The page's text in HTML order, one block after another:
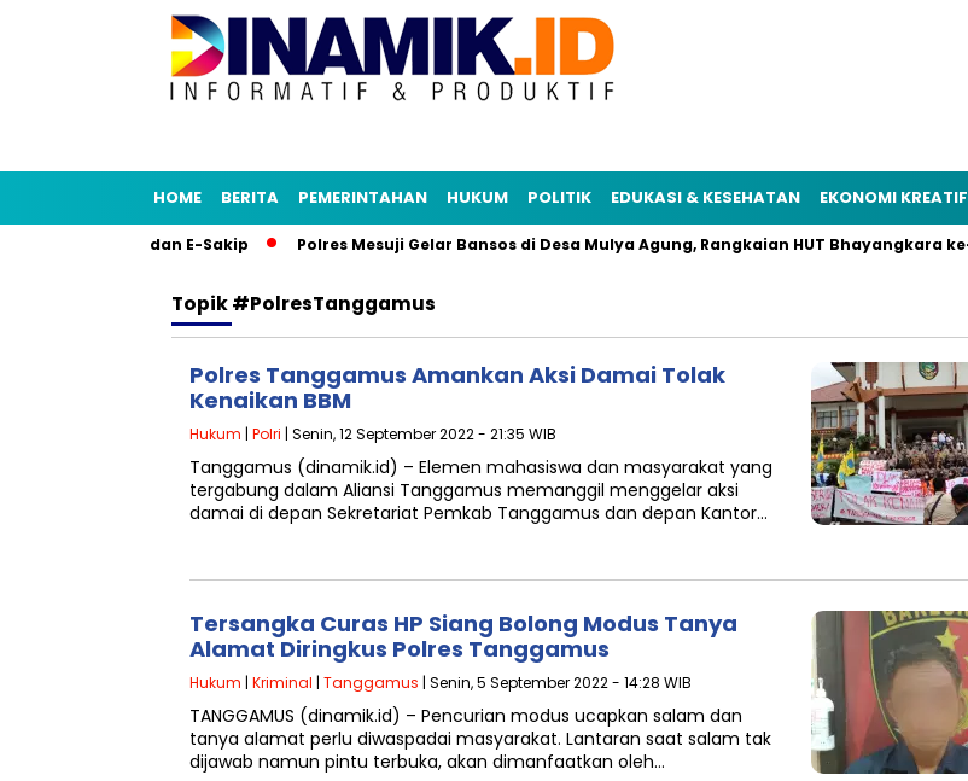
HOME BERITA PEMERINTAHAN HUKUM POLITIK EDUKASI & KESEHATAN EKONOMI KREATIF
Senja dan E-Sakip Polres Mesuji Gelar Bansos di Desa Mulya Agung, Rangkaian HUT Bhayangkara ke-78
Topik#PolresTanggamus
Polres Tanggamus Amankan Aksi Damai Tolak
Kenaikan BBM
Hukum | Polri | Senin, 12 September 2022 - 21:35 WIB
Tanggamus (dinamik.id) – Elemen mahasiswa dan masyarakat yang
tergabung dalam Aliansi Tanggamus memanggil menggelar aksi
damai di depan Sekretariat Pemkab Tanggamus dan depan Kantor…
Tersangka Curas HP Siang Bolong Modus Tanya
Alamat Diringkus Polres Tanggamus
Hukum | Kriminal | Tanggamus | Senin, 5 September 2022 - 14:28 WIB
TANGGAMUS (dinamik.id) – Pencurian modus ucapkan salam dan
tanya alamat perlu diwaspadai masyarakat. Lantaran saat salam tak
dijawab namun pintu terbuka, akan dimanfaatkan oleh…